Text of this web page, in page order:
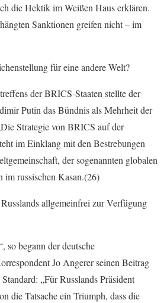
die Hektik im Weißen Haus erklären.
Sanktionen greifen nicht – im
für eine andere Welt?
der BRICS-Staaten stellte der
Putin das Bündnis als Mehrheit der
Strategie von BRICS auf der
im Einklang mit den Bestrebungen
der sogenannten globalen
im russischen Kasan.(26)
allgemeinfrei zur Verfügung
so begann der deutsche
Jo Angerer seinen Beitrag
„Für Russlands Präsident
die Tatsache ein Triumph, dass die